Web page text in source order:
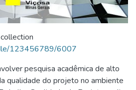
123456789/6007
pesquisa acadêmica de alto
qualidade do projeto no ambiente